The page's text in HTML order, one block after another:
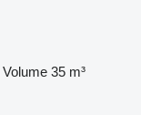
Volume 35 m³